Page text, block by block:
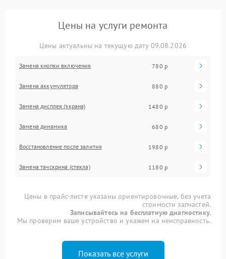
Цены на услуги ремонта
Цены актуальны на текущую дату 09.08.2026
Замена кнопки включения 780 р
Замена аккумулятора 880 р
Замена дисплея (экрана) 1480 р
Замена динамика 680 р
Восстановление после залития 1980 р
Замена тачскрина (стекла) 1180 р
Цены в прайс-листе указаны ориентировочные, без учета
стоимости запчастей.
Записывайтесь на бесплатную диагностику.
Мы проверим ваше устройство и укажем на неисправность.
Показать все услуги